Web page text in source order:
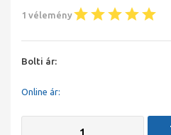
1 vélemény
Bolti ár:
Online ár: